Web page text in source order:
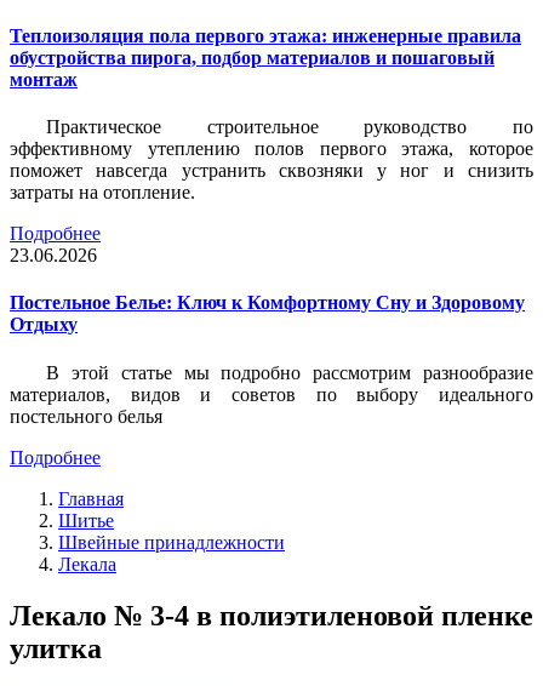
Теплоизоляция пола первого этажа: инженерные правила
обустройства пирога, подбор материалов и пошаговый
монтаж
Практическое строительное руководство по
эффективному утеплению полов первого этажа, которое
поможет навсегда устранить сквозняки у ног и снизить
затраты на отопление.
Подробнее
23.06.2026
Постельное Белье: Ключ к Комфортному Сну и Здоровому
Отдыху
В этой статье мы подробно рассмотрим разнообразие
материалов, видов и советов по выбору идеального
постельного белья
Подробнее
Главная
Шитье
Швейные принадлежности
Лекала
Лекало № 3-4 в полиэтиленовой пленке
улитка